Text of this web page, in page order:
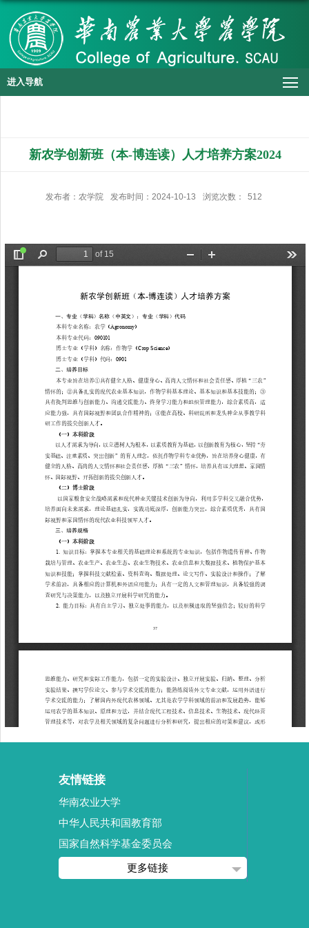
进入导航
新农学创新班（本-博连读）人才培养方案2024
发布者：农学院 发布时间：2024-10-13 浏览次数： 512
友情链接
华南农业大学
中华人民共和国教育部
国家自然科学基金委员会
更多链接